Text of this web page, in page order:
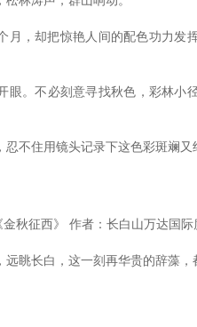
月，却把惊艳人间的配色功力发
眼。不必刻意寻找秋色，彩林
不住用镜头记录下这色彩斑斓又
金秋征西》 作者：长白山万达国
眺长白，这一刻再华贵的辞藻，